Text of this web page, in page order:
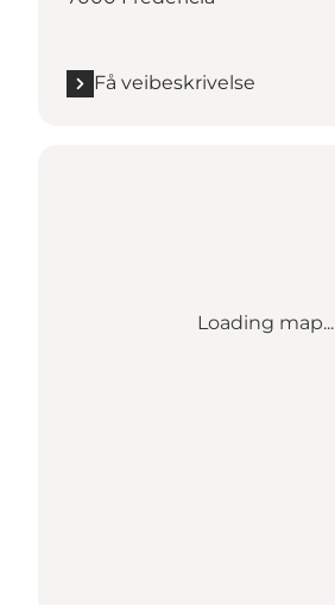
Få veibeskrivelse
Loading map...